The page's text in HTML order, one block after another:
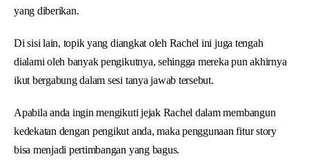
yang diberikan.
Di sisi lain, topik yang diangkat oleh Rachel ini juga tengah
dialami oleh banyak pengikutnya, sehingga mereka pun akhirnya
ikut bergabung dalam sesi tanya jawab tersebut.
Apabila anda ingin mengikuti jejak Rachel dalam membangun
kedekatan dengan pengikut anda, maka penggunaan fitur story
bisa menjadi pertimbangan yang bagus.